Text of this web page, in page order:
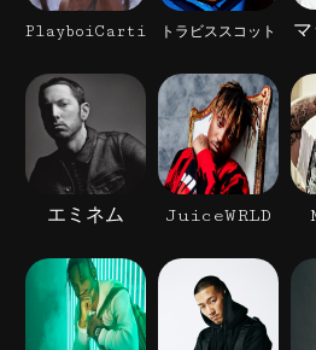
PlayboiCarti トラビススコット
エミネム JuiceWRLD